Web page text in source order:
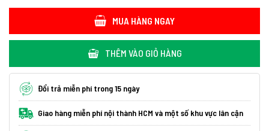
MUA HÀNG NGAY
THÊM VÀO GIỎ HÀNG
Đổi trả miễn phí trong 15 ngày
Giao hàng miễn phí nội thành HCM và một số khu vực lân cận